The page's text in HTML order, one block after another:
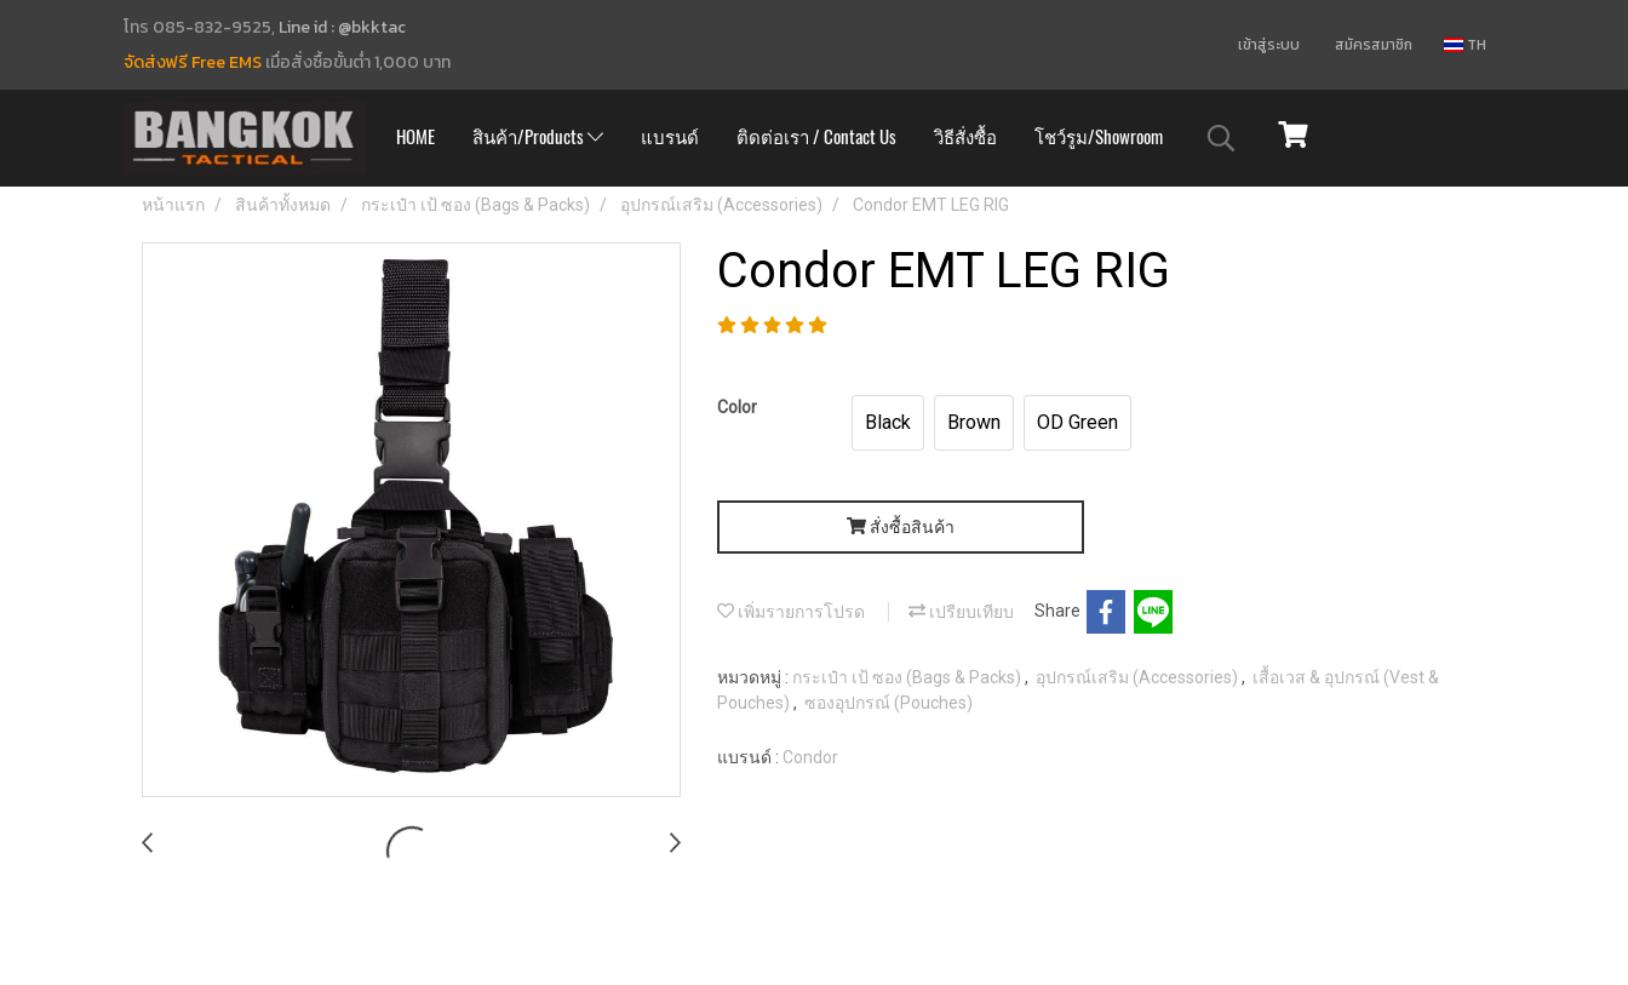
โทร 085-832-9525, Line id : @bkktac
จัดส่งฟรี Free EMSเมื่อสั่งซื้อขั้นต่ำ 1,000 บาท
เข้าสู่ระบบ สมัครสมาชิก TH
HOME สินค้า/Products แบรนด์ ติดต่อเรา / Contact Us วิธีสั่งซื้อ โชว์รูม/Showroom
หน้าแรก สินค้าทั้งหมด กระเป๋า เป้ ซอง (Bags & Packs) อุปกรณ์เสริม (Accessories) Condor EMT LEG RIG
Condor EMT LEG RIG
Color
Black Brown OD Green
สั่งซื้อสินค้า
เพิ่มรายการโปรด เปรียบเทียบ Share
หมวดหมู่ : กระเป๋า เป้ ซอง (Bags & Packs) , อุปกรณ์เสริม (Accessories) , เสื้อเวส & อุปกรณ์ (Vest &
Pouches) , ซองอุปกรณ์ (Pouches)
แบรนด์ : Condor